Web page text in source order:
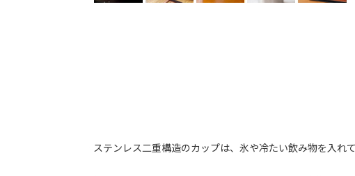
ステンレス二重構造のカップは、氷や冷たい飲み物を入れ